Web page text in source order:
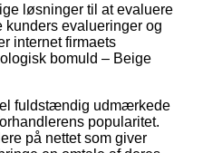
løsninger til at evaluere
evalueringer og
internet firmaets
bomuld – Beige
fuldstændig udmærkede
popularitet.
på nettet som giver